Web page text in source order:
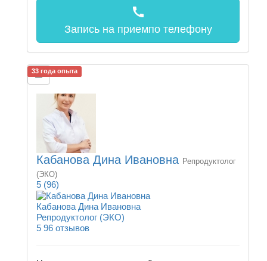
call
Запись на приемпо телефону
33 года опыта
Кабанова Дина Ивановна Репродуктолог
(ЭКО)
5 (96)
Кабанова Дина Ивановна
Репродуктолог (ЭКО)
5 96 отзывов